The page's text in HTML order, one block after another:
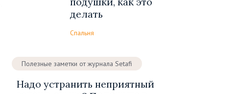
делать
Спальня
Полезные заметки от журнала Setafi